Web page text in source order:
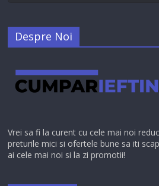
Despre Noi
Vrei sa fi la curent cu cele mai noi
preturile mici si ofertele bune sa iti
ai cele mai noi si la zi promotii!